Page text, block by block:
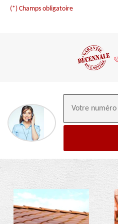
(*) Champs obligatoire